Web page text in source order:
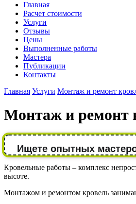
Главная
Расчет стоимости
Услуги
Отзывы
Цены
Выполненные работы
Мастера
Публикации
Контакты
Главная Услуги Монтаж и ремонт
Монтаж и ремонт
Ищете опытных
Кровельные работы – комплекс
высоте.
Монтажом и ремонтом кровель